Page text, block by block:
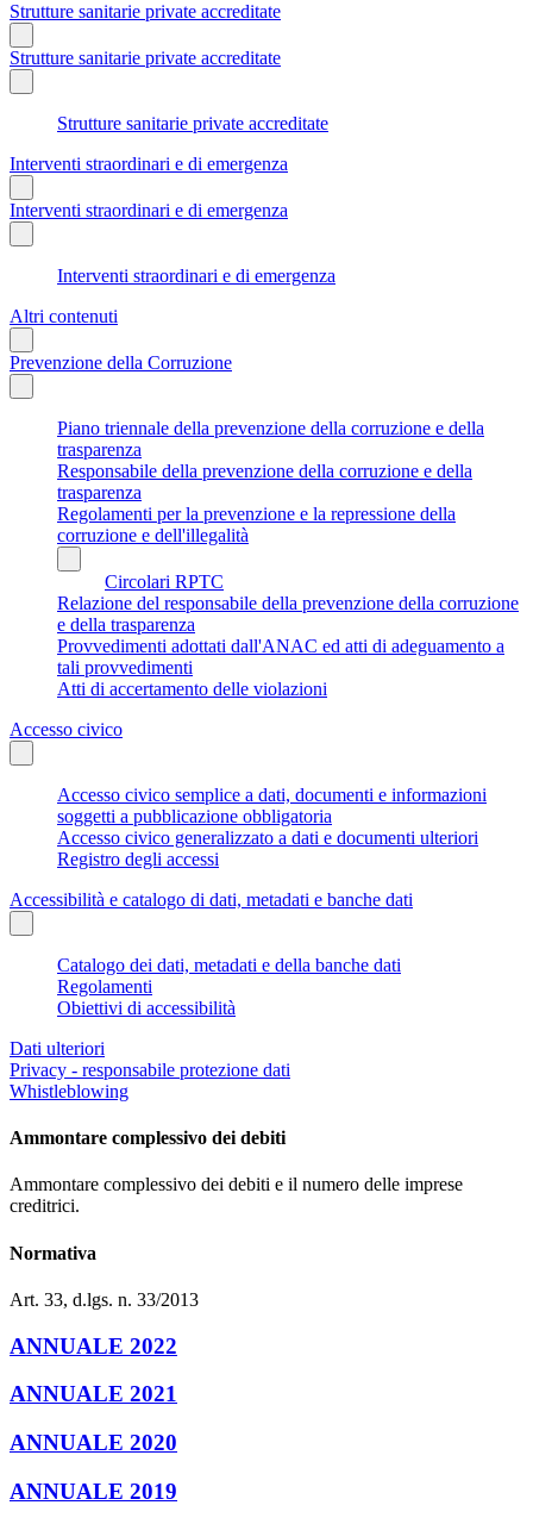
Strutture sanitarie private accreditate
Strutture sanitarie private accreditate
Strutture sanitarie private accreditate
Interventi straordinari e di emergenza
Interventi straordinari e di emergenza
Interventi straordinari e di emergenza
Altri contenuti
Prevenzione della Corruzione
Piano triennale della prevenzione della corruzione e della
trasparenza
Responsabile della prevenzione della corruzione e della
trasparenza
Regolamenti per la prevenzione e la repressione della
corruzione e dell'illegalità
Circolari RPTC
Relazione del responsabile della prevenzione della corruzione
e della trasparenza
Provvedimenti adottati dall'ANAC ed atti di adeguamento a
tali provvedimenti
Atti di accertamento delle violazioni
Accesso civico
Accesso civico semplice a dati, documenti e informazioni
soggetti a pubblicazione obbligatoria
Accesso civico generalizzato a dati e documenti ulteriori
Registro degli accessi
Accessibilità e catalogo di dati, metadati e banche dati
Catalogo dei dati, metadati e della banche dati
Regolamenti
Obiettivi di accessibilità
Dati ulteriori
Privacy - responsabile protezione dati
Whistleblowing
Ammontare complessivo dei debiti
Ammontare complessivo dei debiti e il numero delle imprese
creditrici.
Normativa
Art. 33, d.lgs. n. 33/2013
ANNUALE 2022
ANNUALE 2021
ANNUALE 2020
ANNUALE 2019